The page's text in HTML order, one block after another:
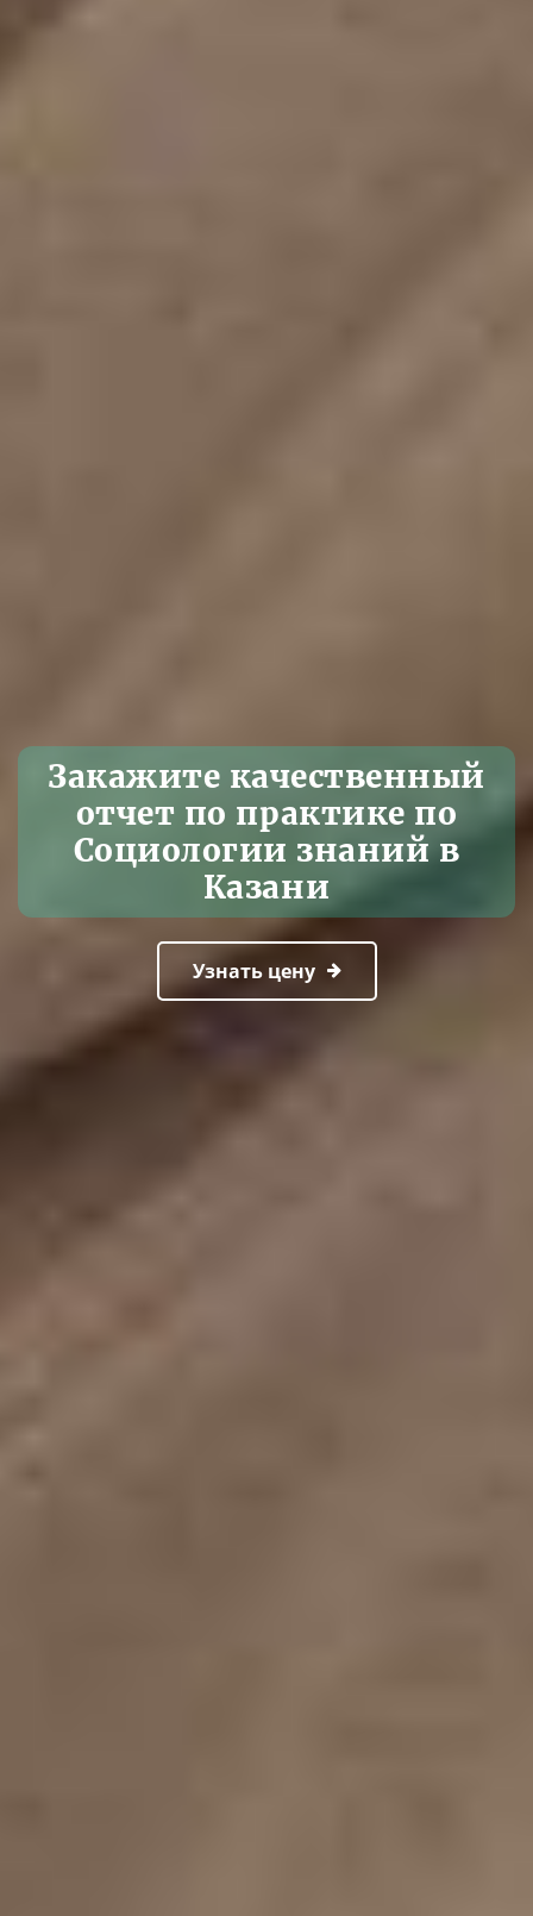
Закажите качественный
отчет по практике по
Социологии знаний в
Казани
Узнать цену